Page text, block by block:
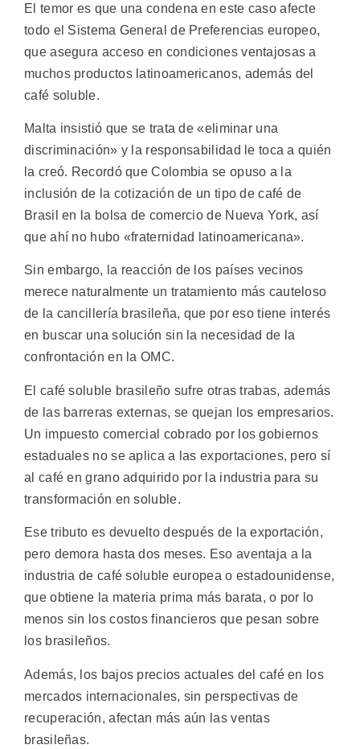
El temor es que una condena en este caso afecte
todo el Sistema General de Preferencias europeo,
que asegura acceso en condiciones ventajosas a
muchos productos latinoamericanos, además del
café soluble.
Malta insistió que se trata de «eliminar una
discriminación» y la responsabilidad le toca a quién
la creó. Recordó que Colombia se opuso a la
inclusión de la cotización de un tipo de café de
Brasil en la bolsa de comercio de Nueva York, así
que ahí no hubo «fraternidad latinoamericana».
Sin embargo, la reacción de los países vecinos
merece naturalmente un tratamiento más cauteloso
de la cancillería brasileña, que por eso tiene interés
en buscar una solución sin la necesidad de la
confrontación en la OMC.
El café soluble brasileño sufre otras trabas, además
de las barreras externas, se quejan los empresarios.
Un impuesto comercial cobrado por los gobiernos
estaduales no se aplica a las exportaciones, pero sí
al café en grano adquirido por la industria para su
transformación en soluble.
Ese tributo es devuelto después de la exportación,
pero demora hasta dos meses. Eso aventaja a la
industria de café soluble europea o estadounidense,
que obtiene la materia prima más barata, o por lo
menos sin los costos financieros que pesan sobre
los brasileños.
Además, los bajos precios actuales del café en los
mercados internacionales, sin perspectivas de
recuperación, afectan más aún las ventas
brasileñas.